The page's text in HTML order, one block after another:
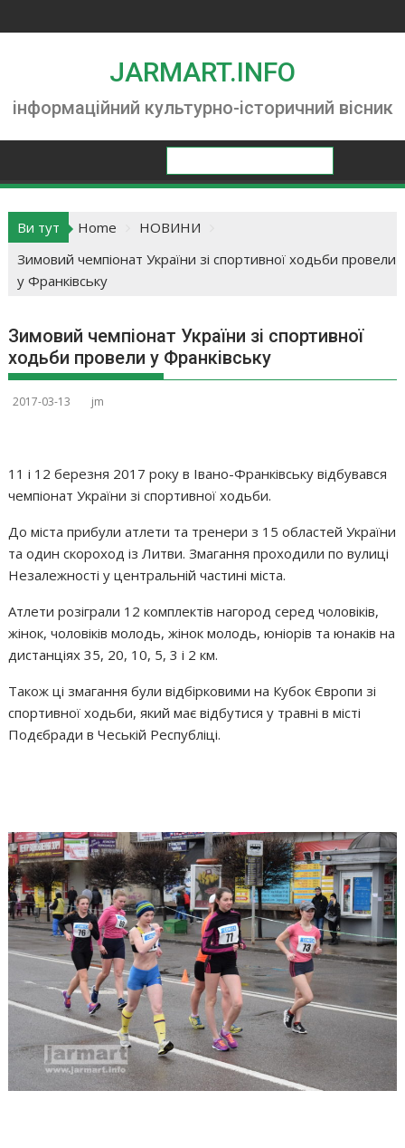
to
JARMART.INFO
інформаційний культурно-історичний вісник
Ви тут Home
НОВИНИ
Зимовий чемпіонат України зі спортивної ходьби провели
у Франківську
Зимовий чемпіонат України зі спортивної
ходьби провели у Франківську
2017-03-13 jm
11 і 12 березня 2017 року в Івано-Франківську відбувався
чемпіонат України зі спортивної ходьби.
До міста прибули атлети та тренери з 15 областей України
та один скороход із Литви. Змагання проходили по вулиці
Незалежності у центральній частині міста.
Атлети розіграли 12 комплектів нагород серед чоловіків,
жінок, чоловіків молодь, жінок молодь, юніорів та юнаків на
дистанціях 35, 20, 10, 5, 3 і 2 км.
Також ці змагання були відбірковими на Кубок Європи зі
спортивної ходьби, який має відбутися у травні в місті
Подєбради в Чеській Республіці.